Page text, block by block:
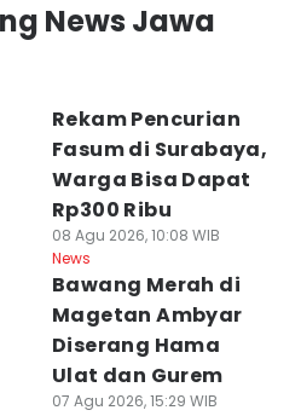
News Jawa
Rekam Pencurian
Fasum di Surabaya,
Warga Bisa Dapat
Rp300 Ribu
08 Agu 2026, 10:08 WIB
News
Bawang Merah di
Magetan Ambyar
Diserang Hama
Ulat dan Gurem
07 Agu 2026, 15:29 WIB